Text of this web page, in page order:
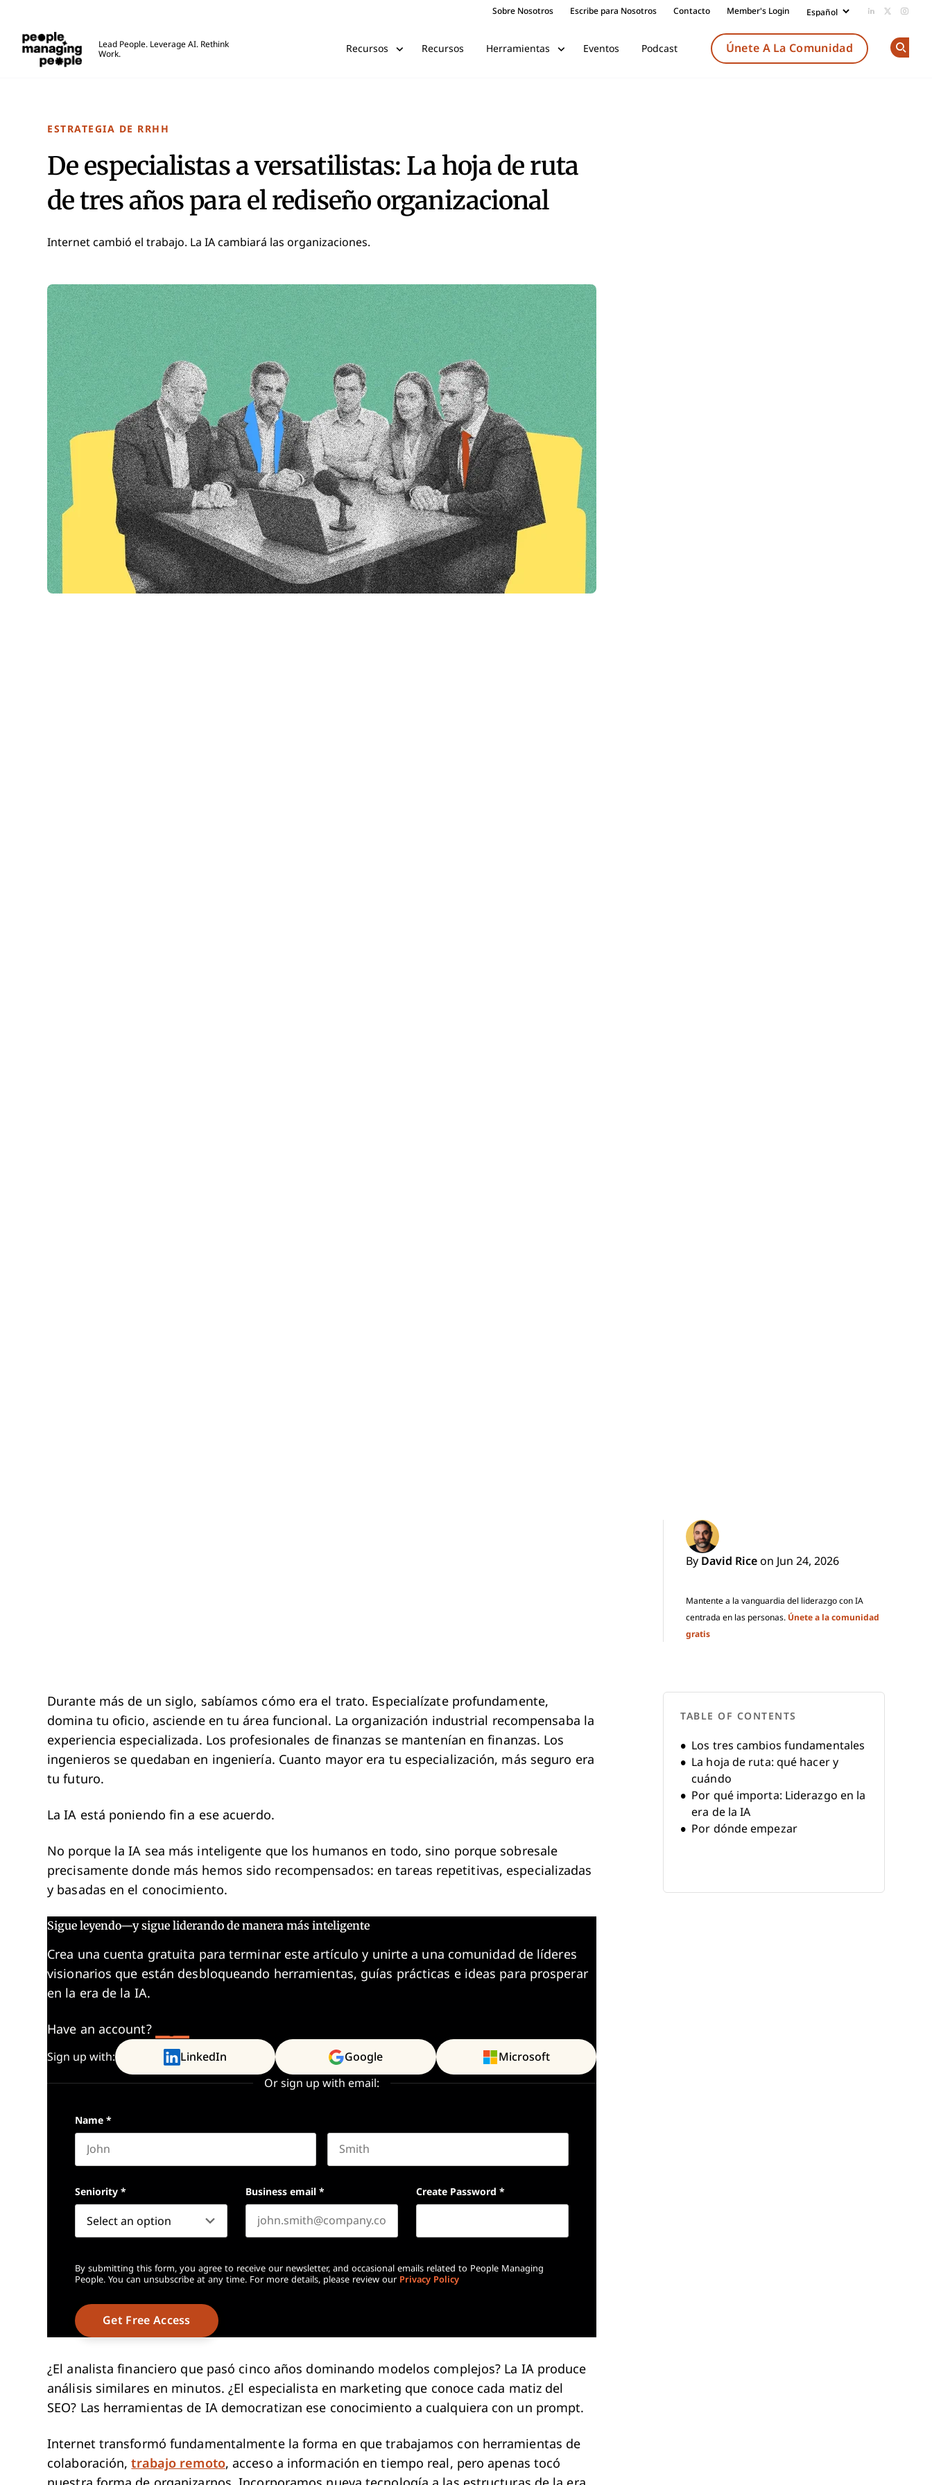
Sobre Nosotros Escribe para Nosotros Contacto Member's Login Add us on
Follow
Lead People. Leverage AI. Rethink
Work.
Recursos Recursos Herramientas Eventos Podcast Únete A La Comunidad
ESTRATEGIA DE RRHH
De especialistas a versatilistas: La hoja de ruta
de tres años para el rediseño organizacional
By David Rice on Jun 24, 2026
Mantente a la vanguardia del liderazgo con IA
centrada en las personas. Únete a la comunidad
gratis
Internet cambió el trabajo. La IA cambiará las organizaciones.
Durante más de un siglo, sabíamos cómo era el trato. Especialízate profundamente,
domina tu oficio, asciende en tu área funcional. La organización industrial recompensaba la
experiencia especializada. Los profesionales de finanzas se mantenían en finanzas. Los
ingenieros se quedaban en ingeniería. Cuanto mayor era tu especialización, más seguro era
tu futuro.
La IA está poniendo fin a ese acuerdo.
No porque la IA sea más inteligente que los humanos en todo, sino porque sobresale
precisamente donde más hemos sido recompensados: en tareas repetitivas, especializadas
y basadas en el conocimiento.
Sigue leyendo—y sigue liderando de manera más inteligente
Crea una cuenta gratuita para terminar este artículo y unirte a una comunidad de líderes
visionarios que están desbloqueando herramientas, guías prácticas e ideas para prosperar
en la era de la IA.
Have an account?
Sign up with: LinkedIn Google Microsoft
Or sign up with email:
Name *
Seniority * Business email * Create Password *
By submitting this form, you agree to receive our newsletter, and occasional emails related to People Managing
People. You can unsubscribe at any time. For more details, please review our Privacy Policy
¿El analista financiero que pasó cinco años dominando modelos complejos? La IA produce
análisis similares en minutos. ¿El especialista en marketing que conoce cada matiz del
SEO? Las herramientas de IA democratizan ese conocimiento a cualquiera con un prompt.
Internet transformó fundamentalmente la forma en que trabajamos con herramientas de
colaboración,trabajo remoto, acceso a información en tiempo real, pero apenas tocó
TABLE OF CONTENTS
Los tres cambios fundamentales
La hoja de ruta: qué hacer y
cuándo
Por qué importa: Liderazgo en la
era de la IA
Por dónde empezar